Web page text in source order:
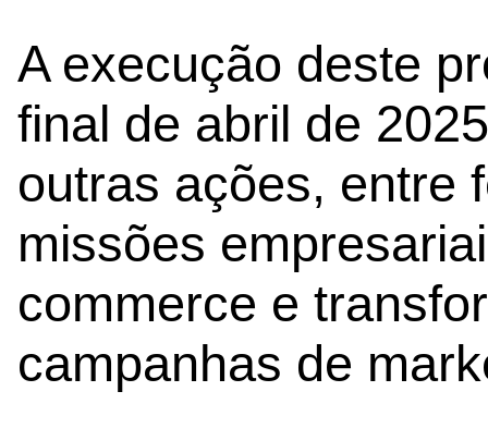
A execução deste
final de abril de
outras ações, entre
missões
commerce e
campanhas de